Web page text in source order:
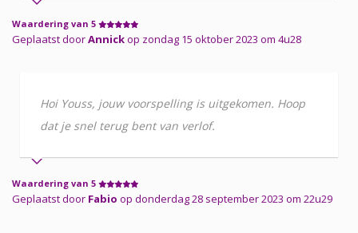
Waardering van 5
Geplaatst doorAnnickop zondag 15 oktober 2023 om 4u28
Hoi Youss, jouw voorspelling is uitgekomen. Hoop
dat je snel terug bent van verlof.
Waardering van 5
Geplaatst door Fabio op donderdag 28 september 2023 om 22u29